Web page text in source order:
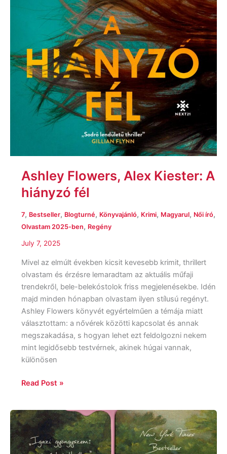
Ashley Flowers, Alex Kiester: A
hiányzó fél
7, Bestseller, Blogturné, Könyvajánló, Krimi, Magyarul, Női író,
Olvastam 2025-ben, Regény
July 7, 2025
Mivel az elmúlt években kicsit kevesebb krimit, thrillert
olvastam és érzésre lemaradtam az aktuális műfaji
trendekről, bele-belekóstolok friss megjelenésekbe. Idén
majd minden hónapban olvastam ilyen stílusú regényt.
Ashley Flowers könyvét egyértelműen a témája miatt
választottam: a nővérek közötti kapcsolat és annak
megszakadása, s hogyan lehet ezt feldolgozni nekem
mint legidősebb testvérnek, akinek húgai vannak,
különösen
Read Post »
Liz
Moore:
Az
erdő